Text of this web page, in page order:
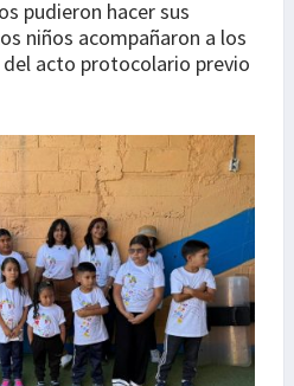
pudieron hacer sus
niños acompañaron a los
acto protocolario previo